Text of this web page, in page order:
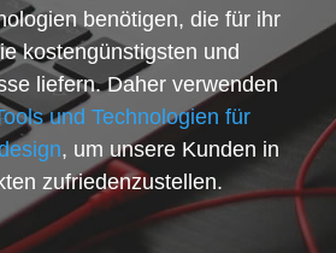
benötigen, die für ihr
kostengünstigsten und
liefern. Daher verwenden
und Technologien für
, um unsere Kunden in
zufriedenzustellen.